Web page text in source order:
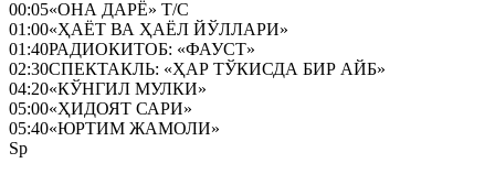
00:05«ОНА ДАРЁ» Т/С
01:00«ҲАЁТ ВА ҲАЁЛ ЙЎЛЛАРИ»
01:40РАДИОКИТОБ: «ФАУСТ»
02:30СПЕКТАКЛЬ: «ҲАР ТЎКИСДА БИР АЙБ»
04:20«КЎНГИЛ МУЛКИ»
05:00«ҲИДОЯТ САРИ»
05:40«ЮРТИМ ЖАМОЛИ»
Sp